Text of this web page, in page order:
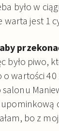
było w
jest 1
było piwo,
wartości 40
bo z